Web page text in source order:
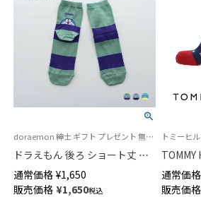
doraemon 紳士 ギフト プレゼント 無料ラッピング
ドラえもん 後ろ ショート丈 カ
ジュアル ソックス メンズ 日本
製 02462202
通常価格 ¥1,650
販売価格 ¥1,650税込
TOMMY
ター ス
ンズ
通常価格
販売価格